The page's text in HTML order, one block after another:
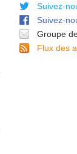
Suivez-
Suivez-
Groupe
Flux des